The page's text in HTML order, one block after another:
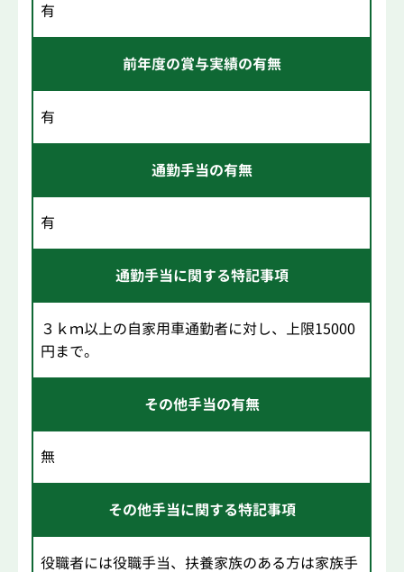
有
前年度の賞与実績の有無
有
通勤手当の有無
有
通勤手当に関する特記事項
３ｋｍ以上の自家用車通勤者に対し、上限15000
円まで。
その他手当の有無
無
その他手当に関する特記事項
役職者には役職手当、扶養家族のある方は家族手